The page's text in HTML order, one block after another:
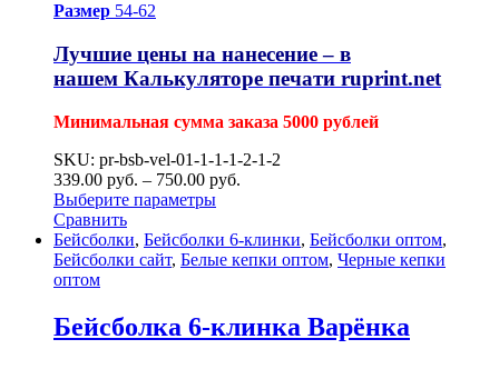
Размер 54-62
Лучшие цены на нанесение – в
нашем Калькуляторе печати ruprint.net
Минимальная сумма заказа 5000 рублей
SKU: pr-bsb-vel-01-1-1-1-2-1-2
339.00 руб. – 750.00 руб.
Выберите параметры
Сравнить
Бейсболки, Бейсболки 6-клинки, Бейсболки оптом,
Бейсболки сайт, Белые кепки оптом, Черные кепки
оптом
Бейсболка 6-клинка Варёнка